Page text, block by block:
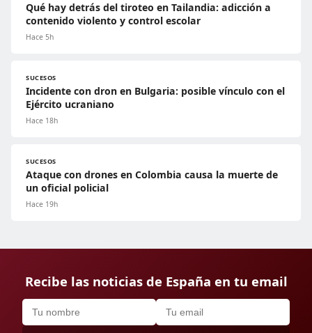
Qué hay detrás del tiroteo en Tailandia: adicción a
contenido violento y control escolar
Hace 5h
SUCESOS
Incidente con dron en Bulgaria: posible vínculo con el
Ejército ucraniano
Hace 18h
SUCESOS
Ataque con drones en Colombia causa la muerte de
un oficial policial
Hace 19h
Recibe las noticias de España en tu email